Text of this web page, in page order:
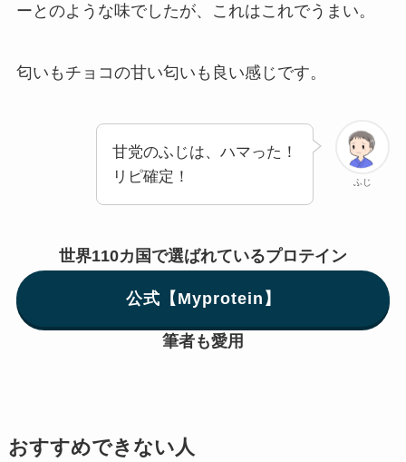
ーとのような味でしたが、これはこれでうまい。
匂いもチョコの甘い匂いも良い感じです。
ふじ
甘党のふじは、ハマった！
リピ確定！
世界110カ国で選ばれているプロテイン
公式【Myprotein】
筆者も愛用
おすすめできない人